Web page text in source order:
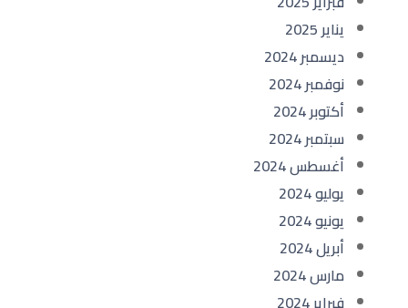
يناير 2025
ديسمبر 2024
نوفمبر 2024
أكتوبر 2024
سبتمبر 2024
أغسطس 2024
يوليو 2024
يونيو 2024
أبريل 2024
مارس 2024
فبراير 2024